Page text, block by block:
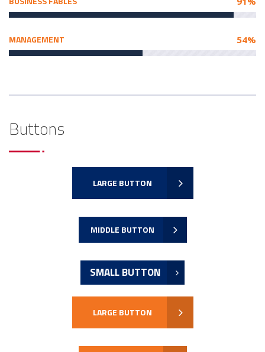
MANAGEMENT 54%
Buttons
LARGE BUTTON
MIDDLE BUTTON
SMALL BUTTON
LARGE BUTTON